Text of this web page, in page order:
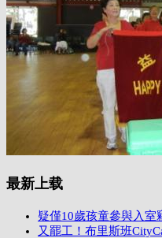
最新上载
疑僅10歲孩童參與入室
又罷工！布里斯班